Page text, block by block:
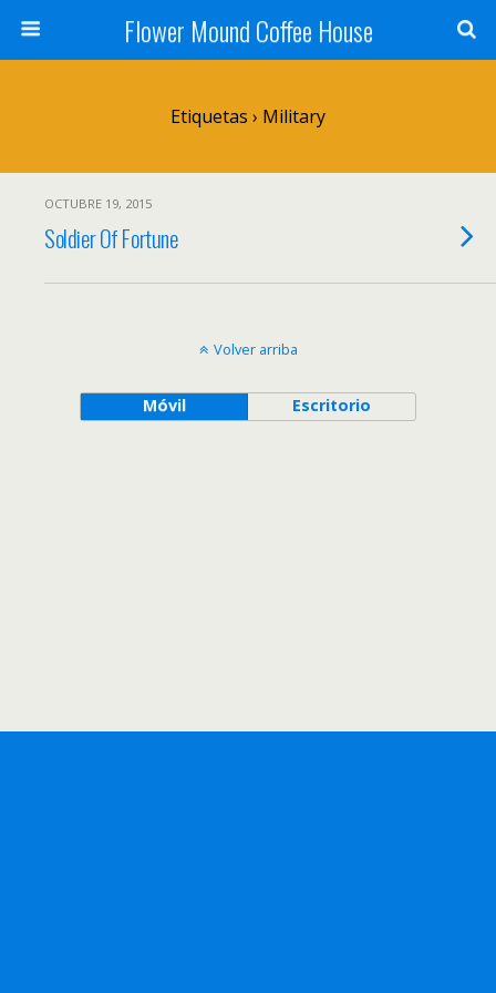
Flower Mound Coffee House
Etiquetas › Military
OCTUBRE 19, 2015
Soldier Of Fortune
Volver arriba
Móvil Escritorio